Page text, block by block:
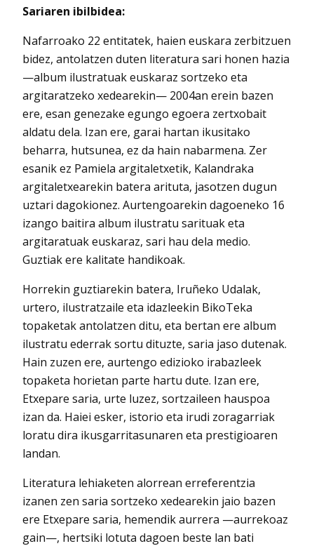
Sariaren ibilbidea:
Nafarroako 22 entitatek, haien euskara zerbitzuen
bidez, antolatzen duten literatura sari honen hazia
—album ilustratuak euskaraz sortzeko eta
argitaratzeko xedearekin— 2004an erein bazen
ere, esan genezake egungo egoera zertxobait
aldatu dela. Izan ere, garai hartan ikusitako
beharra, hutsunea, ez da hain nabarmena. Zer
esanik ez Pamiela argitaletxetik, Kalandraka
argitaletxearekin batera arituta, jasotzen dugun
uztari dagokionez. Aurtengoarekin dagoeneko 16
izango baitira album ilustratu sarituak eta
argitaratuak euskaraz, sari hau dela medio.
Guztiak ere kalitate handikoak.
Horrekin guztiarekin batera, Iruñeko Udalak,
urtero, ilustratzaile eta idazleekin BikoTeka
topaketak antolatzen ditu, eta bertan ere album
ilustratu ederrak sortu dituzte, saria jaso dutenak.
Hain zuzen ere, aurtengo edizioko irabazleek
topaketa horietan parte hartu dute. Izan ere,
Etxepare saria, urte luzez, sortzaileen hauspoa
izan da. Haiei esker, istorio eta irudi zoragarriak
loratu dira ikusgarritasunaren eta prestigioaren
landan.
Literatura lehiaketen alorrean erreferentzia
izanen zen saria sortzeko xedearekin jaio bazen
ere Etxepare saria, hemendik aurrera —aurrekoaz
gain—, hertsiki lotuta dagoen beste lan bati